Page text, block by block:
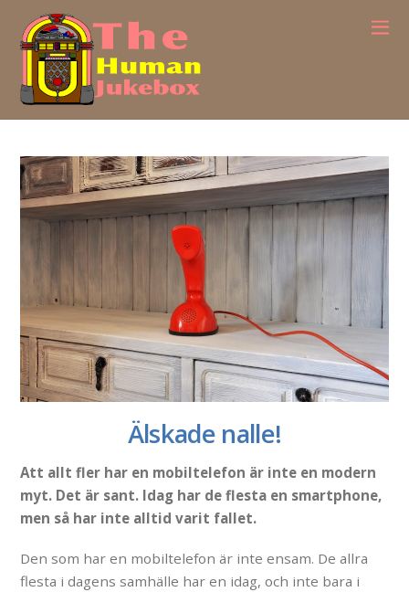
Älskade nalle!
Att allt fler har en mobiltelefon är inte en modern
myt. Det är sant. Idag har de flesta en smartphone,
men så har inte alltid varit fallet.
Den som har en mobiltelefon är inte ensam. De allra
flesta i dagens samhälle har en idag, och inte bara i